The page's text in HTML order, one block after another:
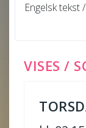
Engelsk tekst
VISES /